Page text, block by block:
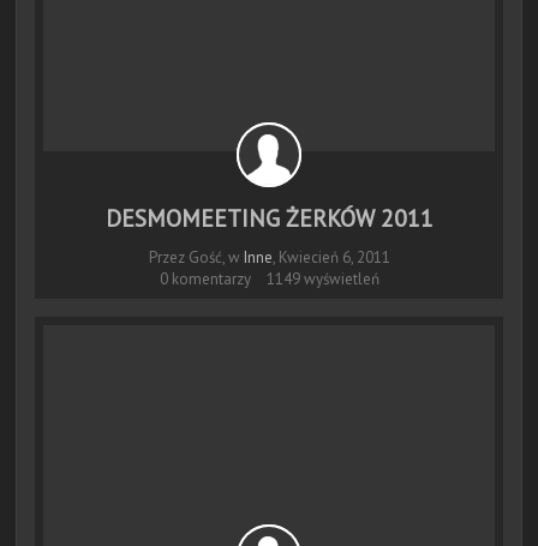
DESMOMEETING ŻERKÓW 2011
Przez Gość, w Inne, Kwiecień 6, 2011
0 komentarzy
1149 wyświetleń